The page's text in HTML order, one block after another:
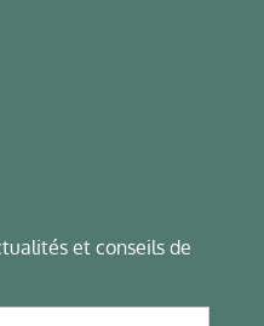
et conseils de